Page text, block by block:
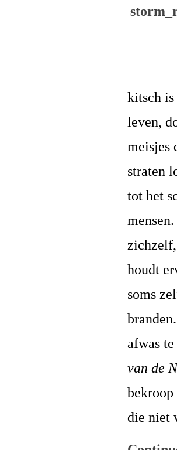
kitsch
leven,
meisjes
straten
tot het
houdt
soms
afwas
van de
die niet